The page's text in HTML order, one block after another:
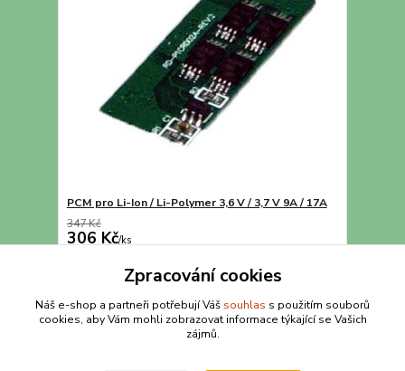
PCM pro Li-Ion / Li-Polymer 3,6 V / 3,7 V 9A / 17A
347 Kč
306 Kč/ks
Přidat do košíku
strana z 1
Zpracování cookies
Náš e-shop a partneři potřebují Váš souhlas s použitím souborů
cookies, aby Vám mohli zobrazovat informace týkající se Vašich
zájmů.